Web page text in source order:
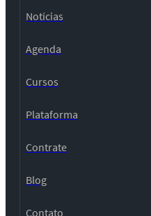
Notícias
Agenda
Cursos
Plataforma
Contrate
Blog
Contato